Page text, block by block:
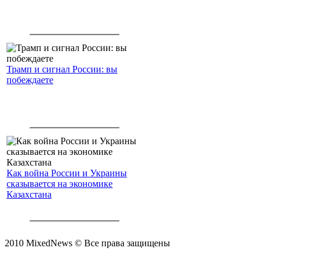
Трамп и сигнал России: вы
побеждаете
Как война России и Украины
сказывается на экономике
Казахстана
2010 MixedNews © Все права защищены